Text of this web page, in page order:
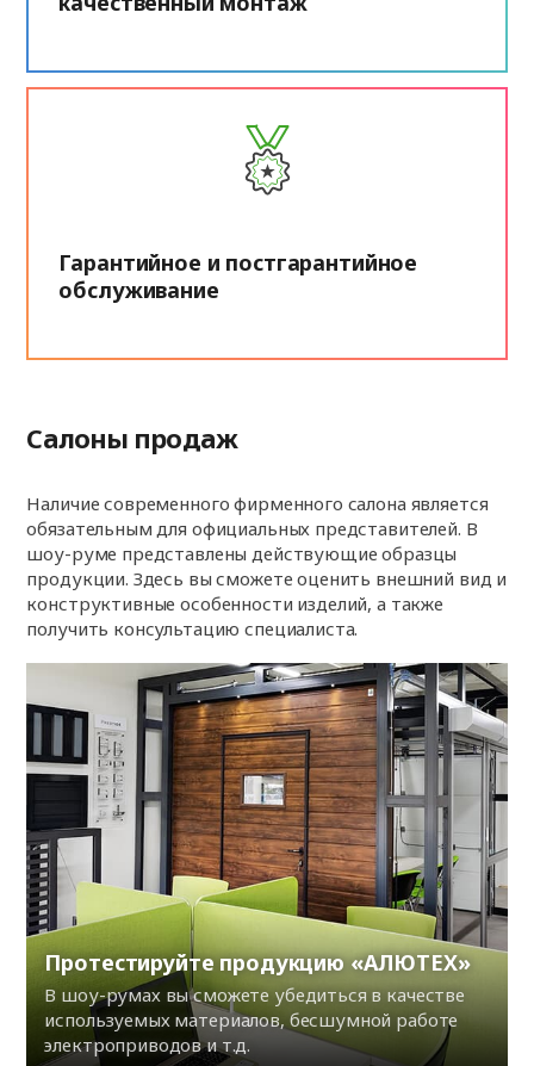
Гарантийное и постгарантийное
обслуживание
Салоны продаж
Наличие современного фирменного салона является
обязательным для официальных представителей. В
шоу-руме представлены действующие образцы
продукции. Здесь вы сможете оценить внешний вид и
конструктивные особенности изделий, а также
получить консультацию специалиста.
Протестируйте продукцию «АЛЮТЕХ»
В шоу-румах вы сможете убедиться в качестве
используемых материалов, бесшумной работе
электроприводов и т.д.